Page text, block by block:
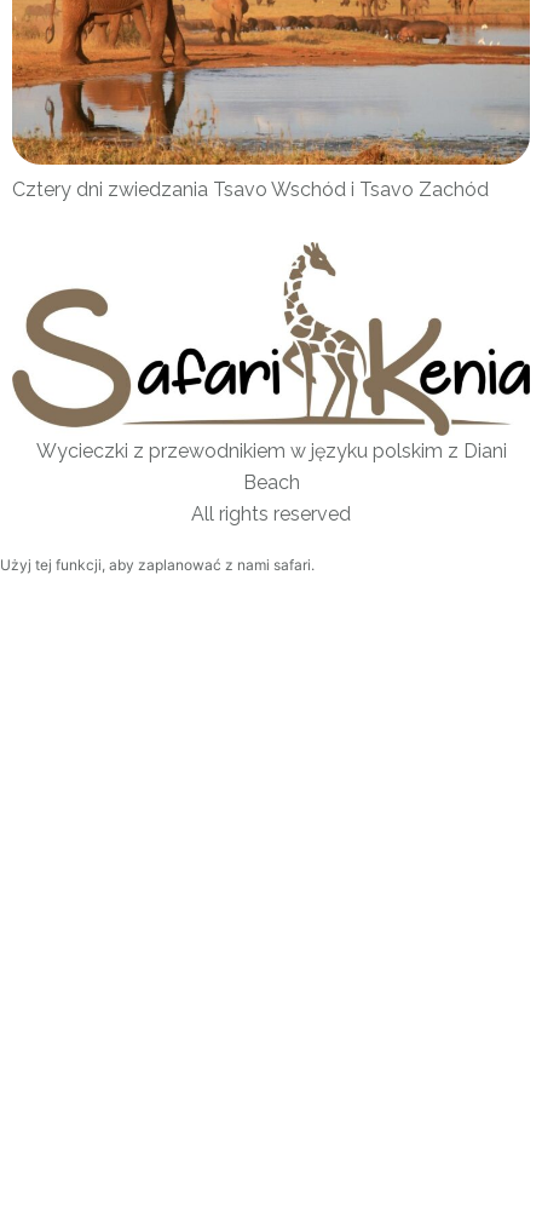
Cztery dni zwiedzania Tsavo Wschód i Tsavo Zachód
Wycieczki z przewodnikiem w języku polskim z Diani
Beach
All rights reserved
Użyj tej funkcji, aby zaplanować z nami safari.